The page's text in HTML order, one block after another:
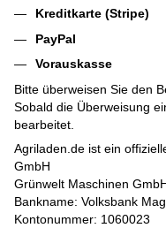
Kreditkarte (Stripe)
PayPal
Vorauskasse
Bitte überweisen Sie den
Sobald die Überweisung
bearbeitet.
Agriladen.de ist ein
GmbH
Grünwelt Maschinen
Bankname: Volksbank
Kontonummer: 1060023